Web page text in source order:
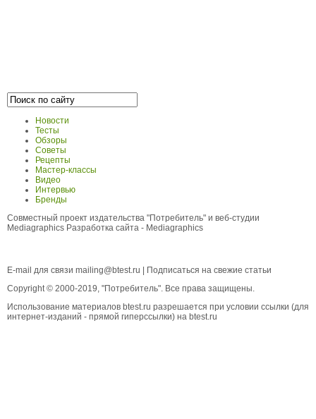
Новости
Тесты
Обзоры
Советы
Рецепты
Мастер-классы
Видео
Интервью
Бренды
Совместный проект издательства "Потребитель" и веб-студии
Mediagraphics Разработка сайта - Mediagraphics
E-mail для связи mailing@btest.ru
Подписаться на свежие статьи
Copyright © 2000-2019, "Потребитель". Все права защищены.
Использование материалов btest.ru разрешается при условии ссылки (для
интернет-изданий - прямой гиперссылки) на btest.ru